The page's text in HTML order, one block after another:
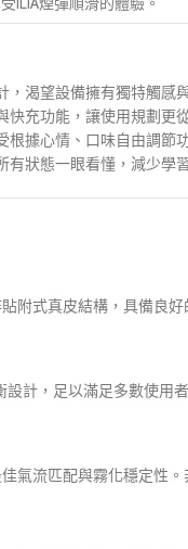
，渴望設備擁有獨特觸感
快充功能，讓使用規劃更
根據心情、口味自由調節
有狀態一眼看懂，減少學
附式真皮結構，具備良
計，足以滿足多數使用
氣流匹配與霧化穩定性